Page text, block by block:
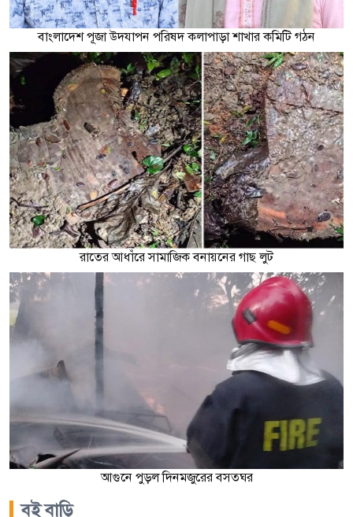
বাংলাদেশ পূজা উদযাপন পরিষদ কলাপাড়া শাখার কমিটি গঠন
রাতের আধাঁরে সামাজিক বনায়নের গাছ লুট
আগুনে পুড়ল দিনমজুরের বসতঘর
বই বাড়ি